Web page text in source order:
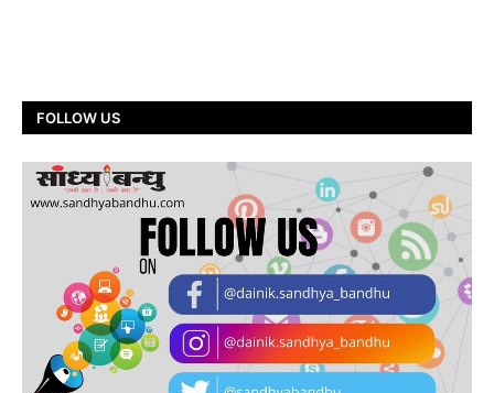
FOLLOW US